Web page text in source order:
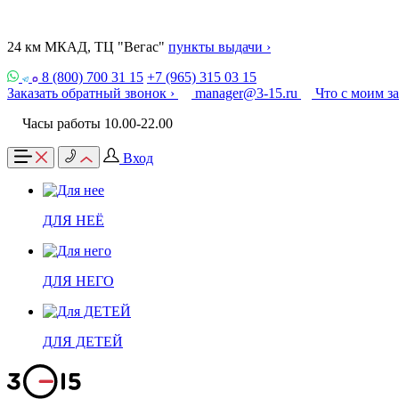
24 км МКАД, ТЦ "Вегас" пункты выдачи ›
8 (800) 700 31 15 +7 (965) 315 03 15
Заказать обратный звонок ›
manager@3-15.ru
Что с моим
Часы работы 10.00-22.00
Вход
ДЛЯ НЕЁ
ДЛЯ НЕГО
ДЛЯ ДЕТЕЙ